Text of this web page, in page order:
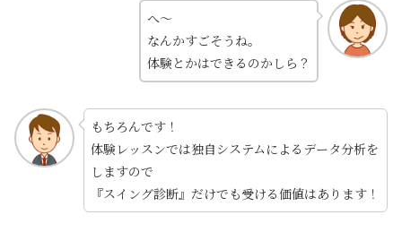
へ～
なんかすごそうね。
体験とかはできるのかしら？
もちろんです！
体験レッスンでは独自システムによるデータ分析を
しますので
『スイング診断』だけでも受ける価値はあります！